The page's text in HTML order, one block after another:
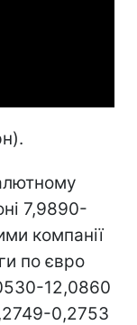
7,9890-
компанії
по євро
12,0860
0,2753